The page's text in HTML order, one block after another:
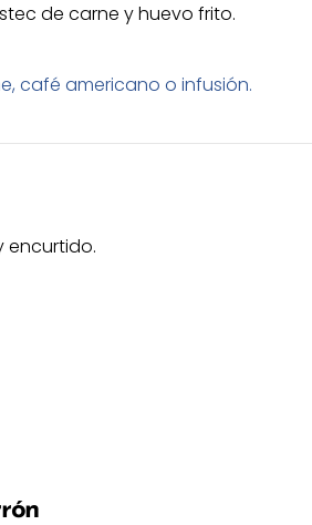
de carne y huevo frito.
café americano o infusión.
encurtido.